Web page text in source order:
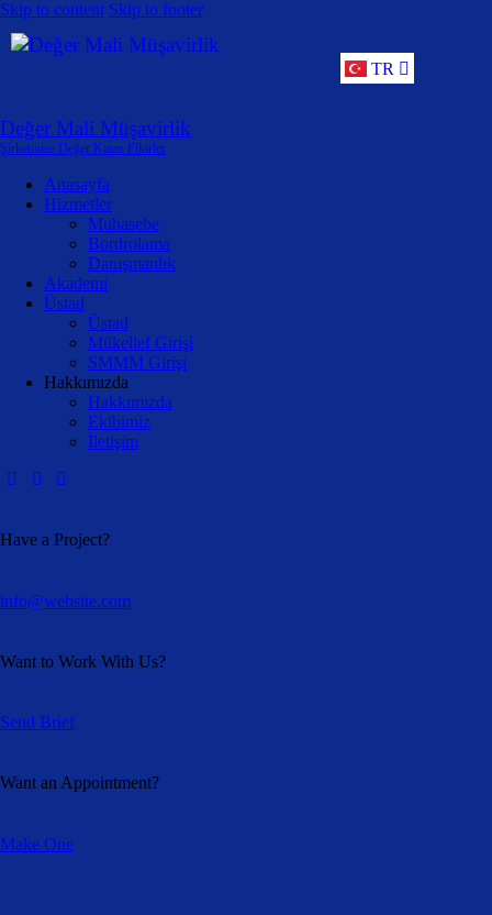
Skip to content Skip to footer
TR
ENG
Değer Mali Müşavirlik
Şirketinize Değer Katan Fikirler
Anasayfa
Hizmetler
Muhasebe
Bordrolama
Danışmanlık
Akademi
Üstad
Üstad
Mükellef Girişi
SMMM Girişi
Hakkımızda
Hakkımızda
Ekibimiz
İletişim
Have a Project?
info@website.com
Want to Work With Us?
Send Brief
Want an Appointment?
Make One